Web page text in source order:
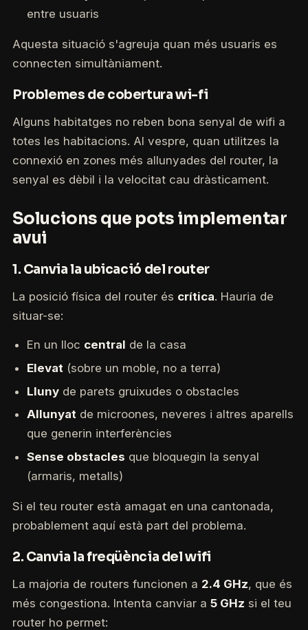
entre usuaris
Aquesta situació s'agreuja quan més usuaris es
connecten simultàniament.
Problemes de cobertura wi-fi
Alguns habitatges no reben bona senyal de wifi a
totes les habitacions. Al vespre, quan utilitzes la
connexió en zones més allunyades del router, la
senyal es dèbil i la velocitat cau dràsticament.
Solucions que pots implementar
avui
1. Canvia la ubicació del router
La posició física del router és crítica. Hauria de
situar-se:
En un lloc central de la casa
Elevat (sobre un moble, no a terra)
Llunyde parets gruixudes o obstacles
Allunyatde microones, neveres i altres aparells
que generin interferències
Sense obstacles que bloquegin la senyal
(armaris, metalls)
Si el teu router està amagat en una cantonada,
probablement aquí està part del problema.
2. Canvia la freqüència del wifi
La majoria de routers funcionen a 2.4 GHz, que és
més congestiona. Intenta canviar a 5 GHz si el teu
router ho permet: